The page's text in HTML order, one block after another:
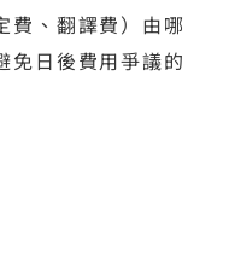
費、翻譯費）由哪
免日後費用爭議的